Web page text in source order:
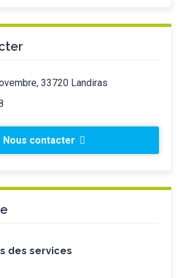
33720 Landiras
Nous contacter
des services